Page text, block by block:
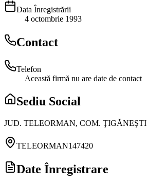
Data Înregistrării
4 octombrie 1993
Contact
Telefon
Această firmă nu are date de contact
Sediu Social
JUD. TELEORMAN, COM. ŢIGĂNEŞTI
TELEORMAN147420
Date Înregistrare